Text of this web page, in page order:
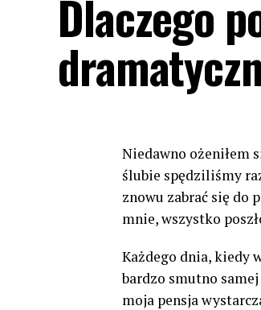
Dlaczego
Niedawno ożeniłem
ślubie spędziliśmy
znowu zabrać się do
mnie, wszystko
Każdego dnia, kiedy
bardzo smutno
moja pensja